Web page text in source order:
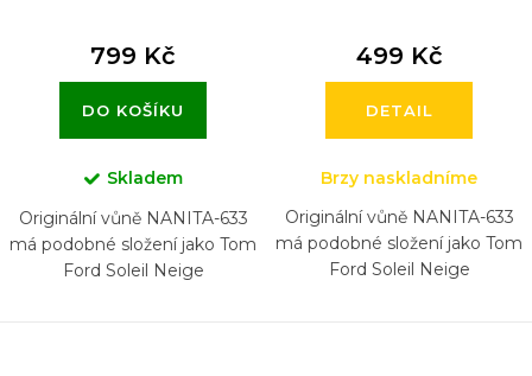
799 Kč
DO KOŠÍKU
Skladem
Originální vůně NANITA-633
má podobné složení jako Tom
Ford Soleil Neige
499 Kč
DETAIL
Brzy naskladníme
Originální vůně NANITA-633
má podobné složení jako Tom
Ford Soleil Neige